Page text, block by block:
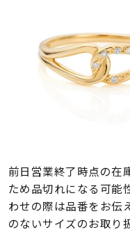
前日営業終了時点の在
ため品切れになる可能
わせの際は品番をお伝
のないサイズのお取り